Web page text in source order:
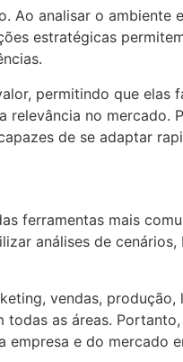
Ao analisar o ambiente
estratégicas
permitindo que elas
relevância no mercado.
de se adaptar
ferramentas mais
análises de cenários,
vendas,
as áreas.
e do mercado